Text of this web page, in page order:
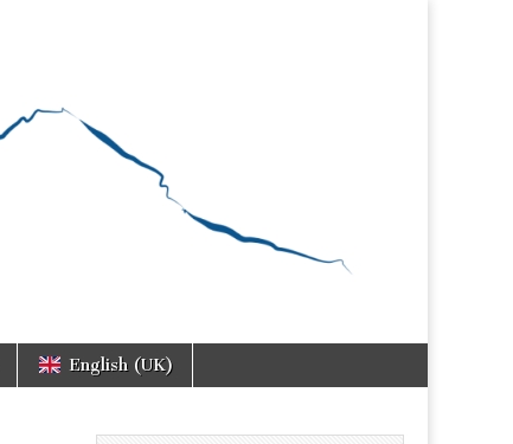
English (UK)